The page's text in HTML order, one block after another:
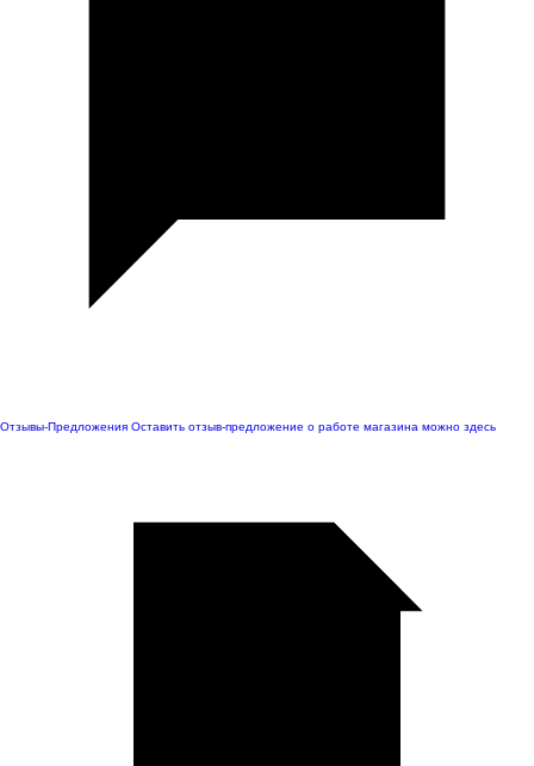
Отзывы-Предложения Оставить отзыв-предложение о работе магазина можно здесь